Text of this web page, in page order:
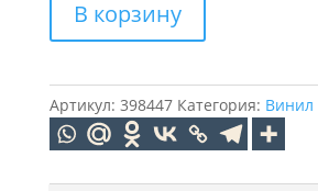
Weeknd
–
Highlights
(LP)
В корзину
Артикул: 398447 Категория: Винил